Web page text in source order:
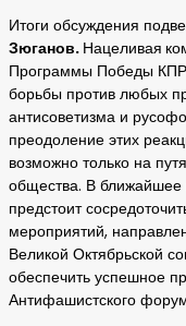
Итоги обсуждения
Зюганов. Нацеливая
Программы Победы
борьбы против любых
антисоветизма и
преодоление этих
возможно только на
общества. В ближайшее
предстоит
мероприятий,
Великой Октябрьской
обеспечить успешное
Антифашистского